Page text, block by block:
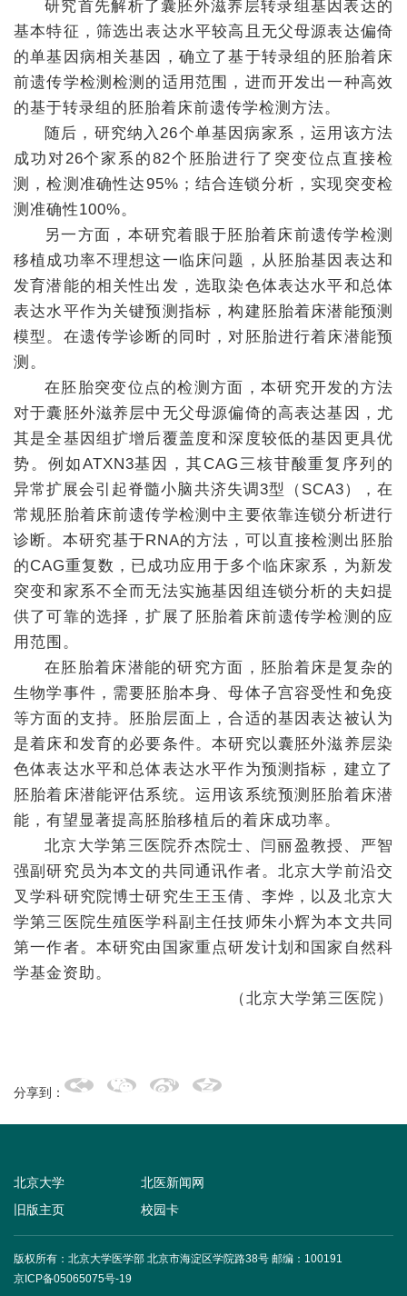
研究首先解析了囊胚外滋养层转录组基因表达的
基本特征，筛选出表达水平较高且无父母源表达偏倚
的单基因病相关基因，确立了基于转录组的胚胎着床
前遗传学检测检测的适用范围，进而开发出一种高效
的基于转录组的胚胎着床前遗传学检测方法。
随后，研究纳入26个单基因病家系，运用该方法
成功对26个家系的82个胚胎进行了突变位点直接检
测，检测准确性达95%；结合连锁分析，实现突变检
测准确性100%。
另一方面，本研究着眼于胚胎着床前遗传学检测
移植成功率不理想这一临床问题，从胚胎基因表达和
发育潜能的相关性出发，选取染色体表达水平和总体
表达水平作为关键预测指标，构建胚胎着床潜能预测
模型。在遗传学诊断的同时，对胚胎进行着床潜能预
测。
在胚胎突变位点的检测方面，本研究开发的方法
对于囊胚外滋养层中无父母源偏倚的高表达基因，尤
其是全基因组扩增后覆盖度和深度较低的基因更具优
势。例如ATXN3基因，其CAG三核苷酸重复序列的
异常扩展会引起脊髓小脑共济失调3型（SCA3），在
常规胚胎着床前遗传学检测中主要依靠连锁分析进行
诊断。本研究基于RNA的方法，可以直接检测出胚胎
的CAG重复数，已成功应用于多个临床家系，为新发
突变和家系不全而无法实施基因组连锁分析的夫妇提
供了可靠的选择，扩展了胚胎着床前遗传学检测的应
用范围。
在胚胎着床潜能的研究方面，胚胎着床是复杂的
生物学事件，需要胚胎本身、母体子宫容受性和免疫
等方面的支持。胚胎层面上，合适的基因表达被认为
是着床和发育的必要条件。本研究以囊胚外滋养层染
色体表达水平和总体表达水平作为预测指标，建立了
胚胎着床潜能评估系统。运用该系统预测胚胎着床潜
能，有望显著提高胚胎移植后的着床成功率。
北京大学第三医院乔杰院士、闫丽盈教授、严智
强副研究员为本文的共同通讯作者。北京大学前沿交
叉学科研究院博士研究生王玉倩、李烨，以及北京大
学第三医院生殖医学科副主任技师朱小辉为本文共同
第一作者。本研究由国家重点研发计划和国家自然科
学基金资助。
（北京大学第三医院）
分享到：
北京大学
北医新闻网
旧版主页
校园卡
版权所有：北京大学医学部 北京市海淀区学院路38号 邮编：100191
京ICP备05065075号-19